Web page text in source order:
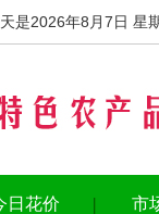
是2026年8月7日 星
日花价
市